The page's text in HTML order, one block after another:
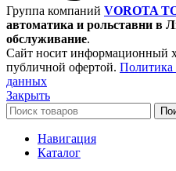
Группа компаний VOROTA
автоматика и рольставни в
обслуживание.
Сайт носит информационный
публичной офертой. Политика
данных
Закрыть
Навигация
Каталог